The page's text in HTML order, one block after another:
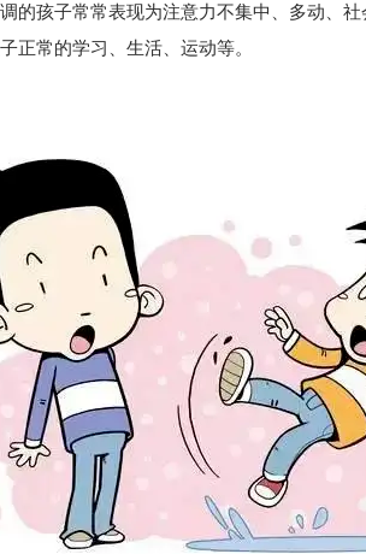
的孩子常常表现为注意力不集中、多动、
正常的学习、生活、运动等。